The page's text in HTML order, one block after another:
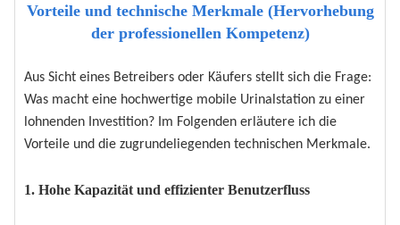
Vorteile und technische Merkmale (Hervorhebung
der professionellen Kompetenz)
Aus Sicht eines Betreibers oder Käufers stellt sich die Frage:
Was macht eine hochwertige mobile Urinalstation zu einer
lohnenden Investition? Im Folgenden erläutere ich die
Vorteile und die zugrundeliegenden technischen Merkmale.
1. Hohe Kapazität und effizienter Benutzerfluss